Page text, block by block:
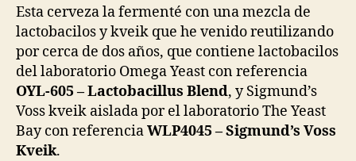
Esta cerveza la fermenté con una mezcla de
lactobacilos y kveik que he venido reutilizando
por cerca de dos años, que contiene lactobacilos
del laboratorio Omega Yeast con referencia
OYL-605 – Lactobacillus Blend, y Sigmund’s
Voss kveik aislada por el laboratorio The Yeast
Bay con referenciaWLP4045 – Sigmund’s Voss
Kveik.